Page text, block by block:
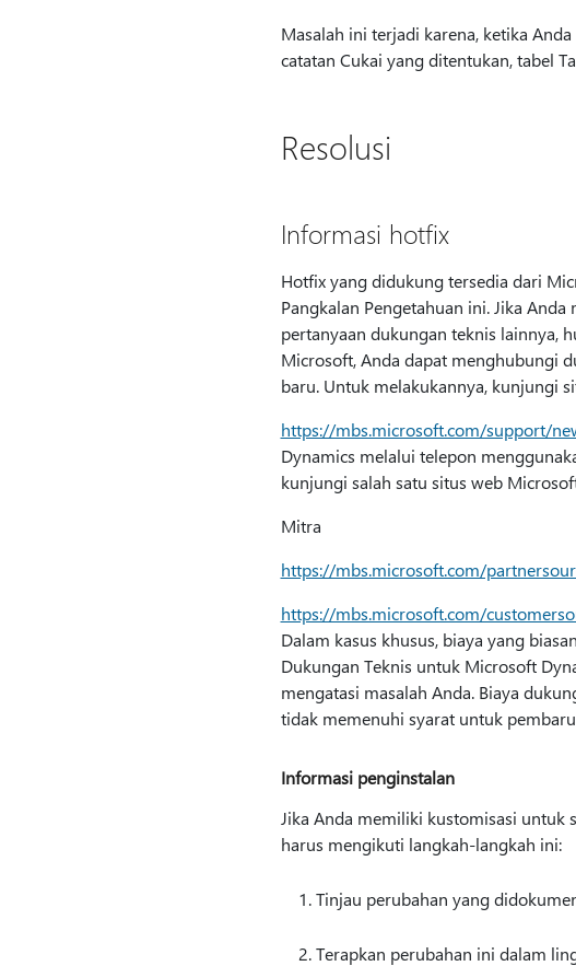
Masalah ini terjadi karena, ketika
catatan Cukai yang ditentukan, tabel
Resolusi
Informasi hotfix
Hotfix yang didukung tersedia dari
Pangkalan Pengetahuan ini. Jika
pertanyaan dukungan teknis lainnya,
Microsoft, Anda dapat menghubungi
baru. Untuk melakukannya, kunjungi
https://mbs.microsoft.com/support/
Dynamics melalui telepon
kunjungi salah satu situs web
Mitra
https://mbs.microsoft.com/
https://mbs.microsoft.com/
Dalam kasus khusus, biaya yang
Dukungan Teknis untuk Microsoft
mengatasi masalah Anda. Biaya
tidak memenuhi syarat untuk
Informasi penginstalan
Jika Anda memiliki kustomisasi untuk
harus mengikuti langkah-langkah ini:
Tinjau perubahan yang
Terapkan perubahan ini dalam